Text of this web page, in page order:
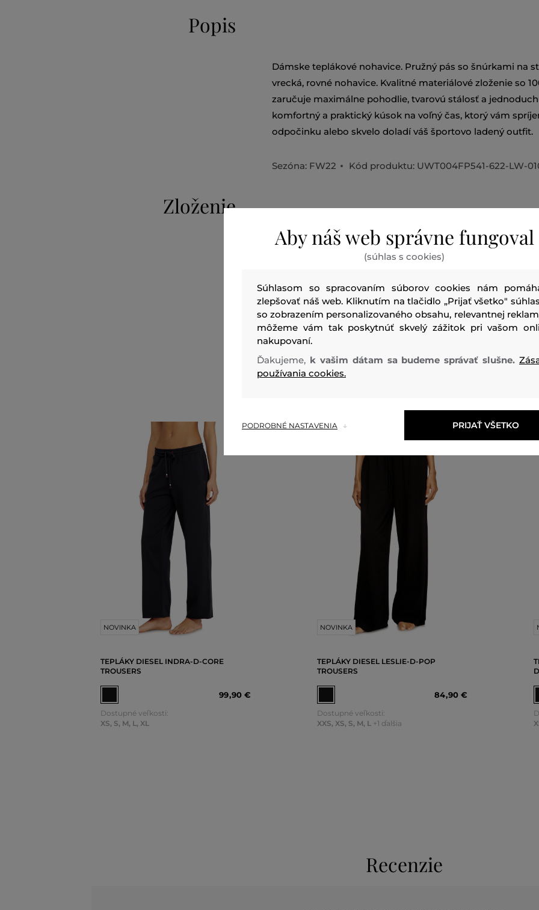
Popis
Dámske teplákové nohavice. Pružný pás so šnúrkami na
vrecká, rovné nohavice. Kvalitné materiálové zloženie so
zaručuje maximálne pohodlie, tvarovú stálosť a
komfortný a praktický kúsok na voľný čas, ktorý vám
odpočinku alebo skvelo doladí váš športovo ladený outfit.
Sezóna: FW22 Kód produktu: UWT004FP541-622-LW-
Zloženie
vrchný materiál
Odporúčané produkty
NOVINKA
TEPLÁKY DIESEL INDRA-D-CORE
TROUSERS
99,90 €
Dostupné veľkosti:
XS, S, M, L, XL
NOVINKA
TEPLÁKY DIESEL LESLIE-D-POP
TROUSERS
84,90 €
Dostupné veľkosti:
XXS, XS, S, M, L +1 ďalšia
Recenzie
Aby náš web správne fungoval
(súhlas s cookies)
Súhlasom so spracovaním súborov cookies nám
zlepšovať náš web. Kliknutím na tlačidlo „Prijať všetko"
so zobrazením personalizovaného obsahu, relevantnej
môžeme vám tak poskytnúť skvelý zážitok pri vašom
nakupovaní.
Ďakujeme, k vašim dátam sa budeme správať slušne.
používania cookies.
PODROBNÉ NASTAVENIA PRIJAŤ VŠETKO